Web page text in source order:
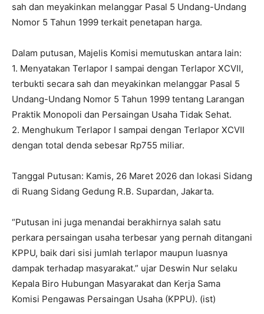
sah dan meyakinkan melanggar Pasal 5 Undang-Undang
Nomor 5 Tahun 1999 terkait penetapan harga.
Dalam putusan, Majelis Komisi memutuskan antara lain:
1. Menyatakan Terlapor I sampai dengan Terlapor XCVII,
terbukti secara sah dan meyakinkan melanggar Pasal 5
Undang-Undang Nomor 5 Tahun 1999 tentang Larangan
Praktik Monopoli dan Persaingan Usaha Tidak Sehat.
2. Menghukum Terlapor I sampai dengan Terlapor XCVII
dengan total denda sebesar Rp755 miliar.
Tanggal Putusan: Kamis, 26 Maret 2026 dan lokasi Sidang
di Ruang Sidang Gedung R.B. Supardan, Jakarta.
“Putusan ini juga menandai berakhirnya salah satu
perkara persaingan usaha terbesar yang pernah ditangani
KPPU, baik dari sisi jumlah terlapor maupun luasnya
dampak terhadap masyarakat.” ujar Deswin Nur selaku
Kepala Biro Hubungan Masyarakat dan Kerja Sama
Komisi Pengawas Persaingan Usaha (KPPU). (ist)